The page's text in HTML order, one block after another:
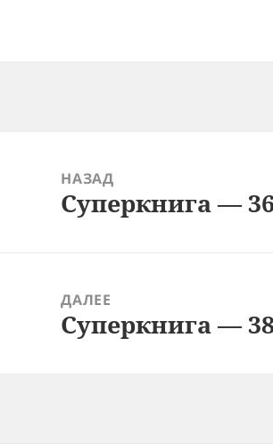
записям
НАЗАД
Предыдущая
Суперкнига —
ДАЛЕЕ
Следующая
Суперкнига —